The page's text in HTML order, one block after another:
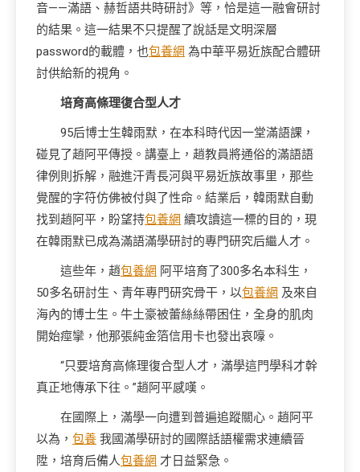
音——滿語、赫哲語共時研討》等，恰是這一融會研討
的結果。這一結果不只提醒了說話是文明深層
password的載體，也包養網 為中華平易近族配合體研
討供給新的視角。
培育高條理復合型人才
95后博士生韓雨默，在本科時代因一堂滿語課，
碰見了趙阿平傳授。講臺上，趙教員將通俗的滿語語
律例則拆解，融進汗青長河與平易近族故事里，那些
覺醒的字符仿佛被付與了性命。結業后，韓雨默自動
找到趙阿平，盼望持包養網 續攻讀這一標的目的，現
在韓雨默已成為滿語滿學研討的專門研究后繼人才。
這些年，趙包養網 阿平培育了300多名本科生，
50多名研討生、青年專門研究骨干，以包養網 及來自
海內的博士生。牛土豪被蕾絲絲帶困住，全身的肌肉
開始痙攣，他那張純金箔信用卡也發出哀嚎。
“只要培育高條理復合型人才，滿學這門學科才幹
真正地傳承下往。”趙阿平感嘆。
在國際上，滿學一向遭到普遍追蹤關心。趙阿平
以為， 包養 我國滿學研討的國際話語權需求連續晉
陞，培育后備人包養網 才日益緊急。